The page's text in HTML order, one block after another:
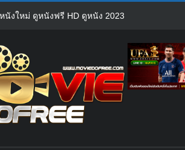
งใหม่ ดูหนังฟรี HD ดูหนัง 2023